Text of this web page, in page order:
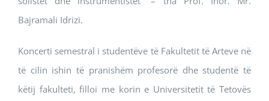
Bajramali Idrizi.
Koncerti semestral i studentëve të Fakultetit të Arteve në
të cilin ishin të pranishëm profesorë dhe studentë të
këtij fakulteti, filloi me korin e Universitetit të Tetovës